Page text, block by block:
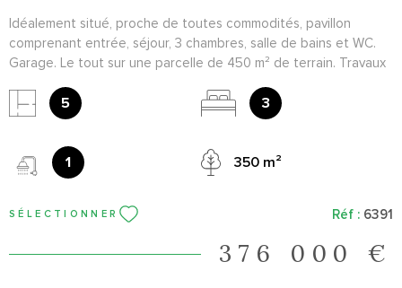
Idéalement situé, proche de toutes commodités, pavillon
comprenant entrée, séjour, 3 chambres, salle de bains et WC.
Garage. Le tout sur une parcelle de 450 m² de terrain. Travaux
métro.
5 3
1 350 m²
SÉLECTIONNER Réf : 6391
376 000 €